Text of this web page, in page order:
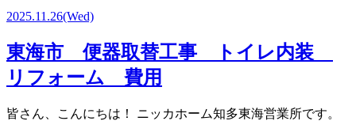
2025.11.26(Wed)
東海市 便器取替工事 トイレ内装
リフォーム 費用
皆さん、こんにちは！ ニッカホーム知多東海営業所です。